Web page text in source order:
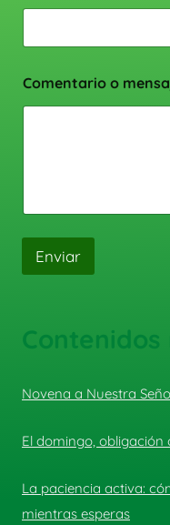
Comentario o
Enviar
Novena a Nuestra
El domingo, obligación
La paciencia activa:
mientras esperas